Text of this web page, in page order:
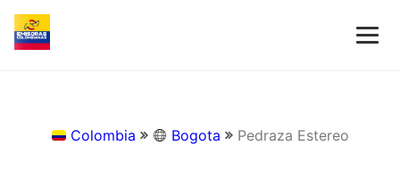
Colombia Bogota Pedraza Estereo